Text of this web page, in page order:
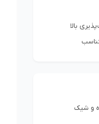
بالا
و شیک